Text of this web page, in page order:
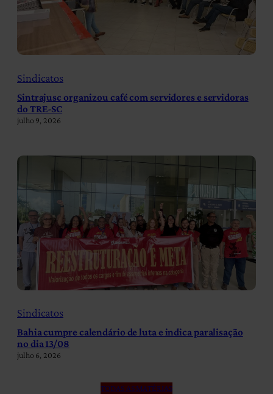
Sindicatos
Sintrajusc organizou café com servidores e servidoras
do TRE-SC
julho 9, 2026
Sindicatos
Bahia cumpre calendário de luta e indica paralisação
no dia 13/08
julho 6, 2026
TODAS AS MATÉRIAS